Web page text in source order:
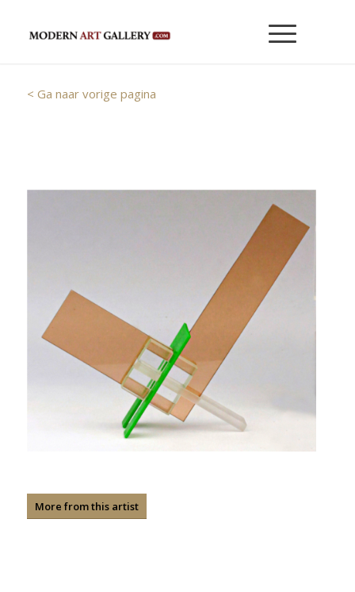
< Ga naar vorige pagina
More from this artist